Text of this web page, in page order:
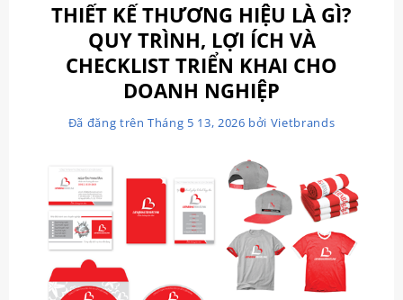
THIẾT KẾ THƯƠNG HIỆU LÀ GÌ?
QUY TRÌNH, LỢI ÍCH VÀ
CHECKLIST TRIỂN KHAI CHO
DOANH NGHIỆP
Đã đăng trênTháng 5 13, 2026 bởi Vietbrands